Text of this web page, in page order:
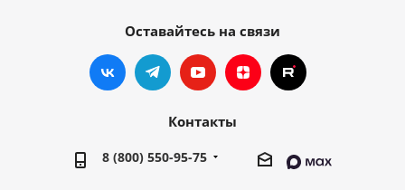
Оставайтесь на связи
Контакты
8 (800) 550-95-75